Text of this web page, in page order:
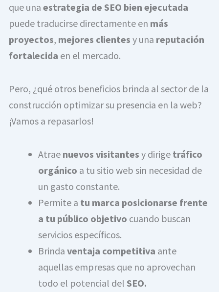
que una estrategia de SEO bien ejecutada
puede traducirse directamente en más
proyectos, mejores clientes y una reputación
fortalecida en el mercado.
Pero, ¿qué otros beneficios brinda al sector de la
construcción optimizar su presencia en la web?
¡Vamos a repasarlos!
Atrae nuevos visitantes y dirige tráfico
orgánico a tu sitio web sin necesidad de
un gasto constante.
Permite a tu marca posicionarse frente
a tu público objetivo cuando buscan
servicios específicos.
Brinda ventaja competitiva ante
aquellas empresas que no aprovechan
todo el potencial del SEO.